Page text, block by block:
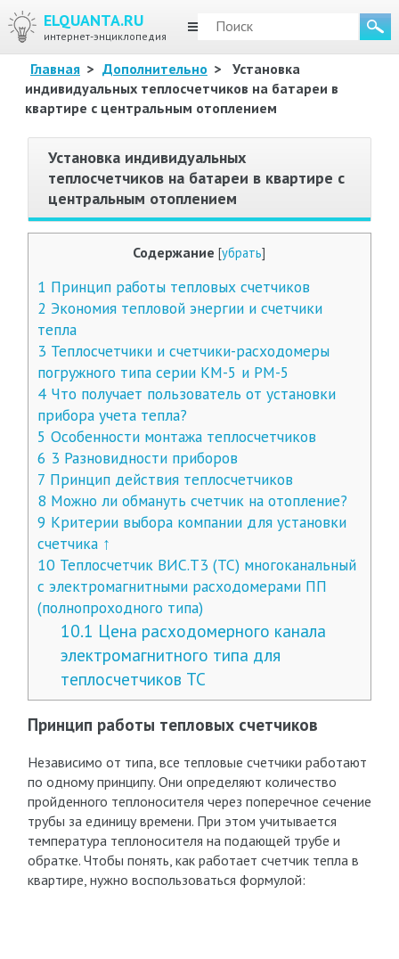
ELQUANTA.RU
интернет-энциклопедия
МЕНЮ
Главная > Дополнительно >
Установка
индивидуальных теплосчетчиков на батареи в
квартире с центральным отоплением
Установка индивидуальных
теплосчетчиков на батареи в квартире с
центральным отоплением
Содержание [убрать]
1 Принцип работы тепловых счетчиков
2 Экономия тепловой энергии и счетчики
тепла
3 Теплосчетчики и счетчики-расходомеры
погружного типа серии КМ-5 и РМ-5
4Что получает пользователь от установки
прибора учета тепла?
5 Особенности монтажа теплосчетчиков
6 3 Разновидности приборов
7 Принцип действия теплосчетчиков
8 Можно ли обмануть счетчик на отопление?
9 Критерии выбора компании для установки
счетчика ↑
10Теплосчетчик ВИС.Т3 (ТС) многоканальный
с электромагнитными расходомерами ПП
(полнопроходного типа)
10.1 Цена расходомерного канала
электромагнитного типа для
теплосчетчиков ТС
Принцип работы тепловых счетчиков
Независимо от типа, все тепловые счетчики работают
по одному принципу. Они определяют количество
пройденного теплоносителя через поперечное сечение
трубы за единицу времени. При этом учитывается
температура теплоносителя на подающей трубе и
обратке. Чтобы понять, как работает счетчик тепла в
квартире, нужно воспользоваться формулой: